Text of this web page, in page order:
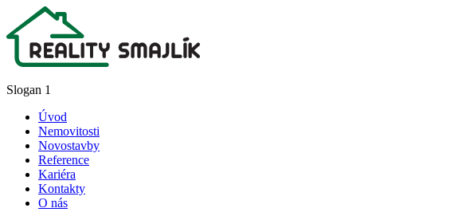
Slogan 1
Úvod
Nemovitosti
Novostavby
Reference
Kariéra
Kontakty
O nás